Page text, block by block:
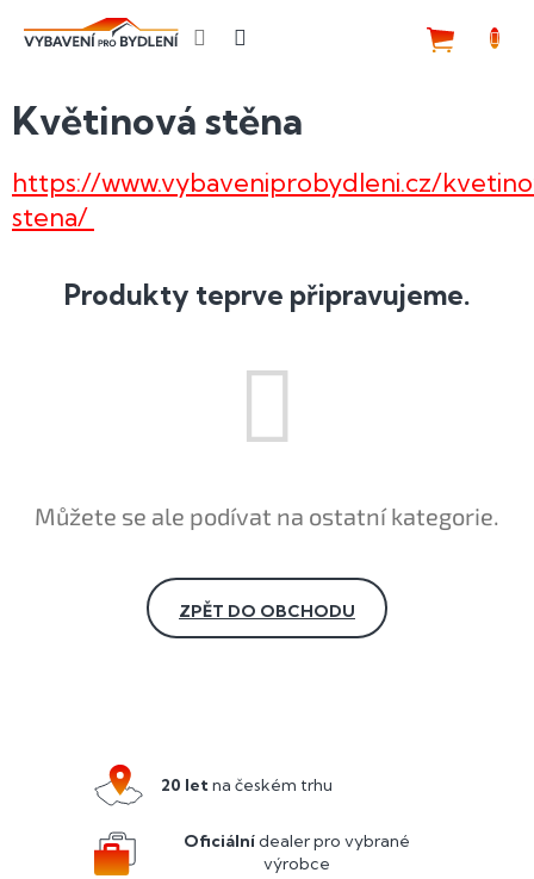
Květinová stěna
https://www.vybaveniprobydleni.cz/
stena/
Produkty teprve připravujeme.
Můžete se ale podívat na ostatní kategorie.
ZPĚT DO OBCHODU
20 letna českém trhu
Oficiálnídealer pro vybrané
výrobce